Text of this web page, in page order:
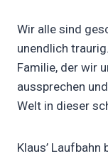
Wir alle sind
unendlich
Familie, der wir
aussprechen
Welt in dieser
Klaus’